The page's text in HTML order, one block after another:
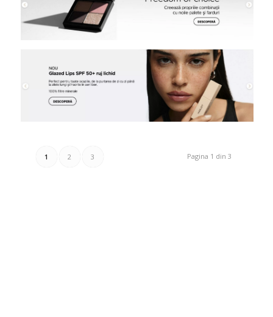
Pagina 1 din 3
1 2 3